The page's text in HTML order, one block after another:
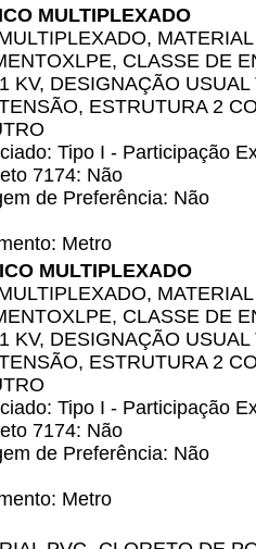
MULTIPLEXADO
CLASSE DE
KV, DESIGNAÇÃO
ESTRUTURA 2
Tipo I - Participação
7174: Não
de Preferência: Não
Metro
MULTIPLEXADO
CLASSE DE
KV, DESIGNAÇÃO
ESTRUTURA 2
Tipo I - Participação
7174: Não
de Preferência: Não
Metro